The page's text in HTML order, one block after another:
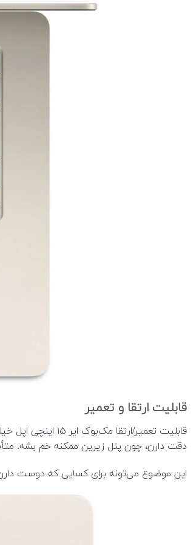
قابلیت ارتقا و تعمیر
دقت دارن، چون پنل زیرین ممکنه خم بشه.
این موضوع می‌تونه برای کسایی که دوست